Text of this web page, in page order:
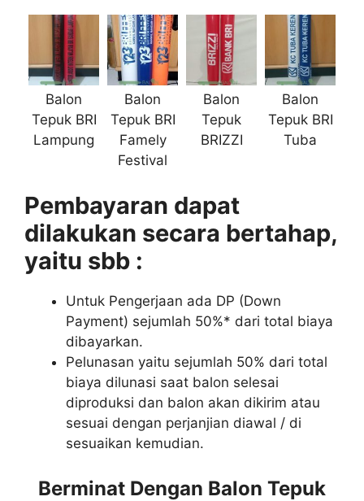
Balon
Tepuk BRI
Lampung
Balon
Tepuk BRI
Famely
Festival
Balon
Tepuk
BRIZZI
Balon
Tepuk BRI
Tuba
Pembayaran dapat
dilakukan secara bertahap,
yaitu sbb :
Untuk Pengerjaan ada DP (Down
Payment) sejumlah 50%* dari total biaya
dibayarkan.
Pelunasan yaitu sejumlah 50% dari total
biaya dilunasi saat balon selesai
diproduksi dan balon akan dikirim atau
sesuai dengan perjanjian diawal / di
sesuaikan kemudian.
Berminat Dengan Balon Tepuk